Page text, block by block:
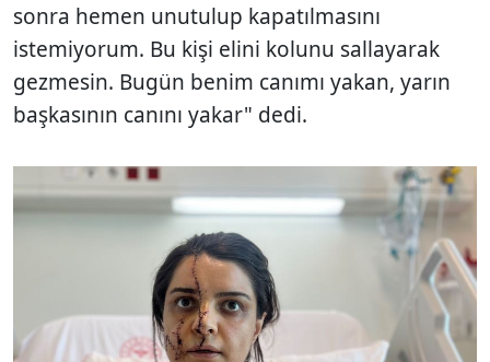
sonra hemen unutulup kapatılmasını
istemiyorum. Bu kişi elini kolunu sallayarak
gezmesin. Bugün benim canımı yakan, yarın
başkasının canını yakar" dedi.